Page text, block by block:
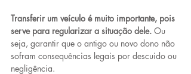
Transferir um veículo é muito importante, pois
serve para regularizar a situação dele. Ou
seja, garantir que o antigo ou novo dono não
sofram consequências legais por descuido ou
negligência.